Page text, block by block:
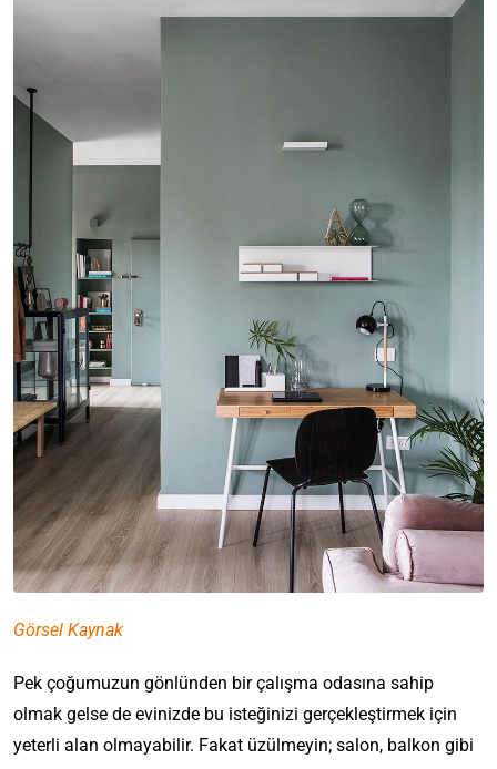
Görsel Kaynak
Pek çoğumuzun gönlünden bir çalışma odasına sahip
olmak gelse de evinizde bu isteğinizi gerçekleştirmek için
yeterli alan olmayabilir. Fakat üzülmeyin; salon, balkon gibi